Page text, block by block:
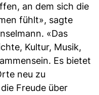
an dem sich die
fühlt», sagte
«Das
Kultur, Musik,
Es bietet
neu zu
Freude über